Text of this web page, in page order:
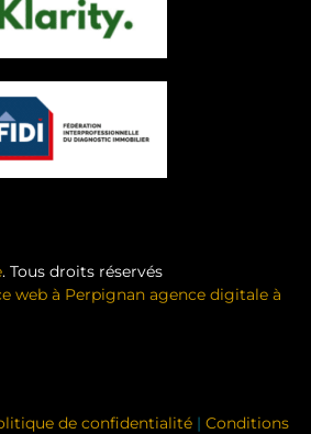
. Tous droits réservés
agence digitale à
de confidentialité | Conditions